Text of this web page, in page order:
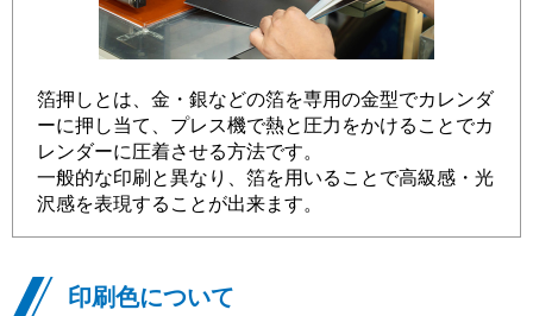
箔押しとは、金・銀などの箔を専用の金型でカレンダ
ーに押し当て、プレス機で熱と圧力をかけることでカ
レンダーに圧着させる方法です。
一般的な印刷と異なり、箔を用いることで高級感・光
沢感を表現することが出来ます。
印刷色について